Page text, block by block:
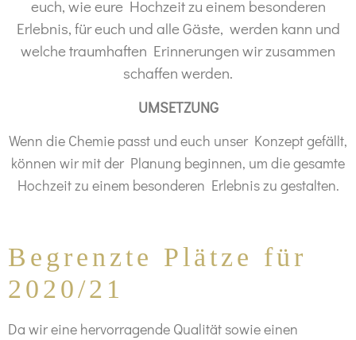
euch, wie eure Hochzeit zu einem besonderen
Erlebnis, für euch und alle Gäste, werden kann und
welche traumhaften Erinnerungen wir zusammen
schaffen werden.
UMSETZUNG
Wenn die Chemie passt und euch unser Konzept gefällt,
können wir mit der Planung beginnen, um die gesamte
Hochzeit zu einem besonderen Erlebnis zu gestalten.
Begrenzte Plätze für
2020/21
Da wir eine hervorragende Qualität sowie einen